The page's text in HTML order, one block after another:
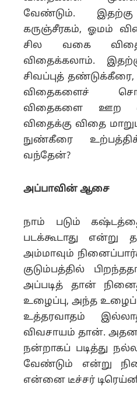
வேண்டும். இதற்கு
கருஞ்சீரகம், ஓமம்
சில வகை
விதைக்கலாம்.
சிவப்புத் தண்டுக்கீரை,
விதைகளைச்
விதைகளை ஊற
விதைக்கு விதை
நுண்கீரை
வந்தேன்?
அப்பாவின் ஆசை
நாம் படும்
படக்கூடாது
அம்மாவும்
குடும்பத்தில்
அப்படித் தான்
உழைப்பு, அந்த
உத்தரவாதம்
விவசாயம் தான்.
நன்றாகப் படித்து
வேண்டும் என்று
என்னை டீச்சர்